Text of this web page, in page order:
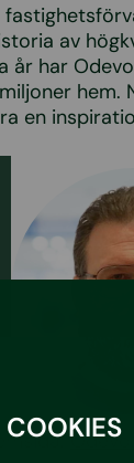
av
år har
hem.
en